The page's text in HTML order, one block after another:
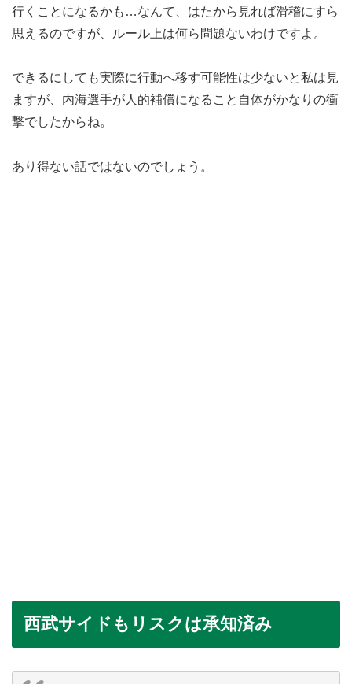
行くことになるかも…なんて、はたから見れば滑稽にすら
思えるのですが、ルール上は何ら問題ないわけですよ。
できるにしても実際に行動へ移す可能性は少ないと私は見
ますが、内海選手が人的補償になること自体がかなりの衝
撃でしたからね。
あり得ない話ではないのでしょう。
西武サイドもリスクは承知済み